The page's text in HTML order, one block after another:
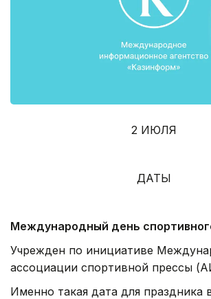
2 ИЮЛЯ
ДАТЫ
Международный день
Учрежден по инициативе
ассоциации спортивной прессы
Именно такая дата для праздника